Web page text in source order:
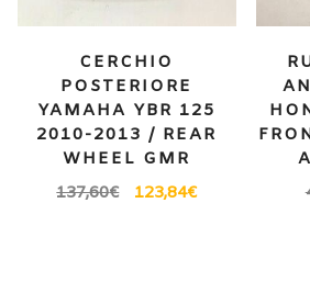
CERCHIO
POSTERIORE
YAMAHA YBR 125
2010-2013 / REAR
WHEEL GMR
137,60€ 123,84€